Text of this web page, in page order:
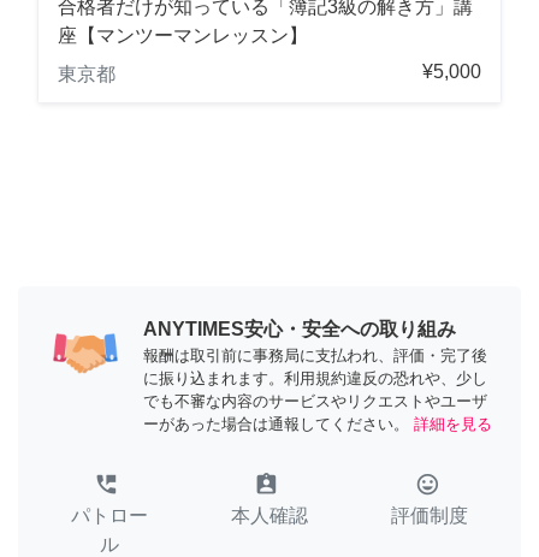
合格者だけが知っている「簿記3級の解き方」講
座【マンツーマンレッスン】
東京都
¥5,000
ANYTIMES安心・安全への取り組み
報酬は取引前に事務局に支払われ、評価・完了後
に振り込まれます。利用規約違反の恐れや、少し
でも不審な内容のサービスやリクエストやユーザ
ーがあった場合は通報してください。
詳細を見る
perm_phone_msg
パトロー
ル
assignment_ind
本人確認
tag_faces
評価制度